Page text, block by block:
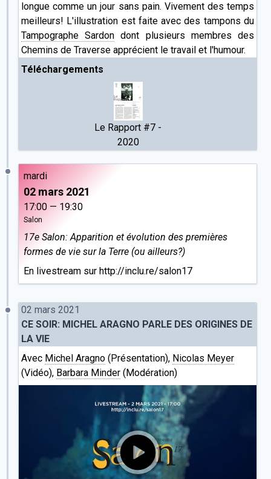
longue comme un jour sans pain. Vivement des temps
meilleurs! L'illustration est faite avec des tampons du
Tampographe Sardon dont plusieurs membres des
Chemins de Traverse apprécient le travail et l'humour.
Téléchargements
Le Rapport #7 -
2020
mardi
02 mars 2021
17:00 — 19:30
Salon
17e Salon: Apparition et évolution des premières
formes de vie sur la Terre (ou ailleurs?)
En livestream sur http://inclu.re/salon17
02 mars 2021
CE SOIR: MICHEL ARAGNO PARLE DES ORIGINES DE
LA VIE
Avec Michel Aragno (Présentation), Nicolas Meyer
(Vidéo), Barbara Minder (Modération)